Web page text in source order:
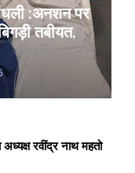
:अनशन पर
तबीयत,
रवींद्र नाथ महतो